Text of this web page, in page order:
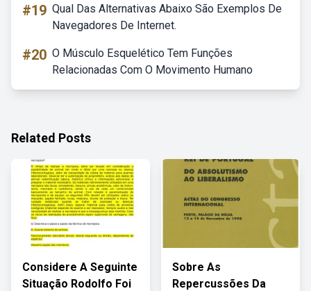
#19 Qual Das Alternativas Abaixo São Exemplos De
Navegadores De Internet.
#20 O Músculo Esquelético Tem Funções
Relacionadas Com O Movimento Humano
Related Posts
Considere A Seguinte
Situação Rodolfo Foi
Sobre As
Repercussões Da